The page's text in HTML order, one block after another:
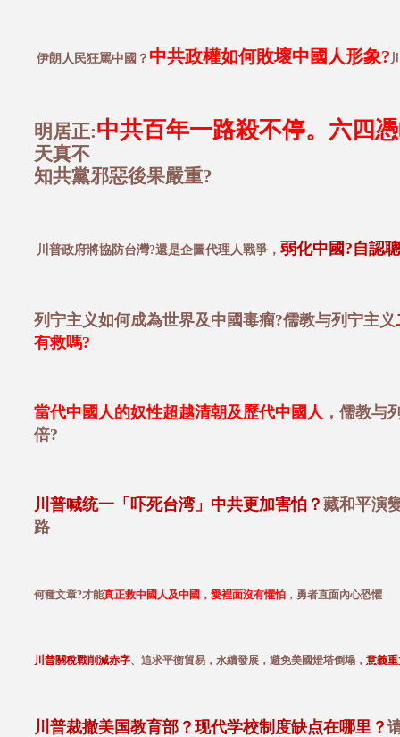
伊朗人民狂罵中國？ 中共政權如何敗壞中國人形象?
明居正:中共百年一路殺不停。六四
天真不
知共黨邪惡後果嚴重?
川普政府將協防台灣?還是企圖代理人戰爭， 弱化中國?自認
列宁主义如何成為世界及中國毒瘤?儒教与列宁主义
有救嗎?
當代中國人的奴性超越清朝及歷代中國人 ，儒教与
倍?
川普喊统一「吓死台湾」中共更加害怕？ 藏和平演
路
何種文章?才能真正救中國人及中國，愛裡面沒有懼怕 ，勇者直面內心恐懼
川普關稅戰削減赤字、追求平衡貿易，永續發展，避免美國燈塔倒塌， 意義
川普裁撤美国教育部？现代学校制度缺点在哪里？